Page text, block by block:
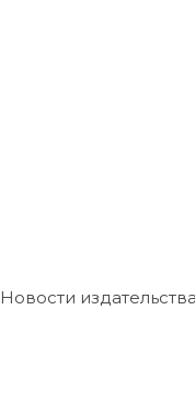
Новости издательства